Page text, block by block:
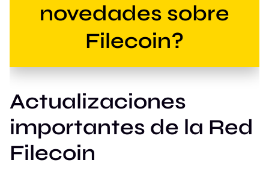
novedades sobre
Filecoin?
Actualizaciones
importantes de la Red
Filecoin